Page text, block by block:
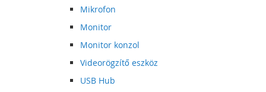
Mikrofon
Monitor
Monitor konzol
Videorögzítő eszköz
USB Hub